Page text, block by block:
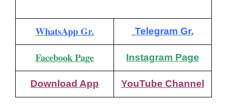
WhatsApp Gr. Telegram Gr.
Facebook Page Instagram Page
Download App YouTube Channel